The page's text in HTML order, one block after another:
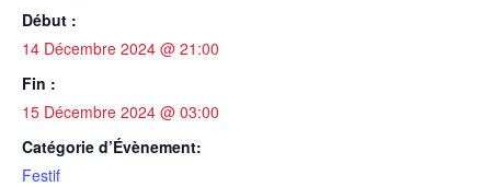
Début :
14 Décembre 2024 @ 21:00
Fin :
15 Décembre 2024 @ 03:00
Catégorie d’Évènement:
Festif